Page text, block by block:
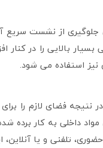
از نشست سریع
بالایی را در
استفاده می شود.
مبل شنی بین بگ ضد تعریق برابر با 100
تلفنی و یا آنلاین،